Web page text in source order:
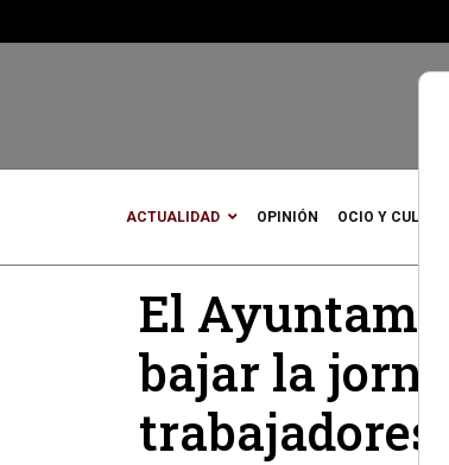
ACTUALIDAD OPINIÓN OCIO Y CULTURA
El
bajar la
trabajadores